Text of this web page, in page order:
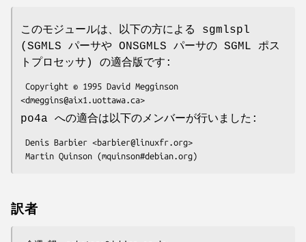
このモジュールは、以下の方による sgmlspl
(SGMLS パーサや ONSGMLS パーサの SGML ポス
トプロセッサ) の適合版です:
po4a への適合は以下のメンバーが行いました:
訳者